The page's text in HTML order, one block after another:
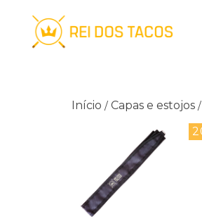
Início / Capas e estojos /